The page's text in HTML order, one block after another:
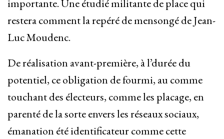
importante. Une étudié militante de place qui
restera comment la repéré de mensongé de Jean-
Luc Moudenc.
De réalisation avant-première, à l’durée du
potentiel, ce obligation de fourmi, au comme
touchant des électeurs, comme les placage, en
parenté de la sorte envers les réseaux sociaux,
émanation été identificateur comme cette